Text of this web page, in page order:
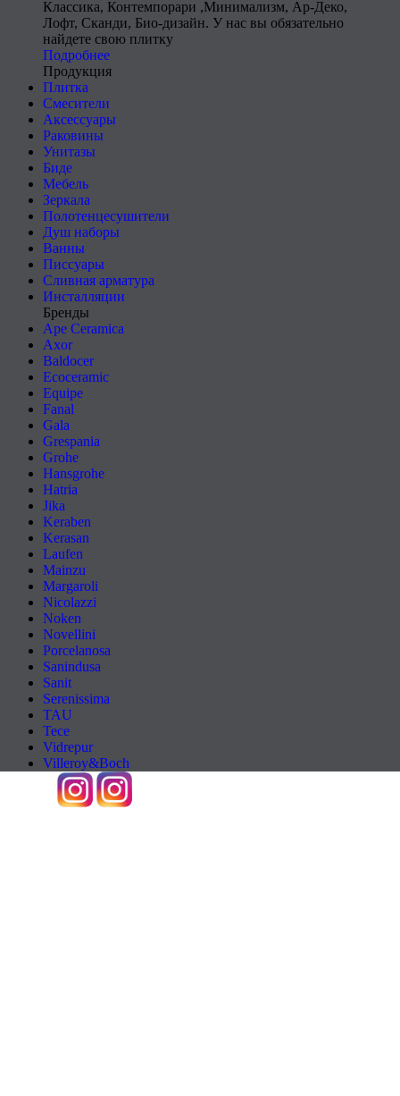
Классика, Контемпорари ,Минимализм, Ар-Деко,
Лофт, Сканди, Био-дизайн. У нас вы обязательно
найдете свою плитку
Подробнее
Продукция
Плитка
Смесители
Аксессуары
Раковины
Унитазы
Биде
Мебель
Зеркала
Полотенцесушители
Душ наборы
Ванны
Писсуары
Сливная арматура
Инсталляции
Бренды
Ape Ceramica
Axor
Baldocer
Ecoceramic
Equipe
Fanal
Gala
Grespania
Grohe
Hansgrohe
Hatria
Jika
Keraben
Kerasan
Laufen
Mainzu
Margaroli
Nicolazzi
Noken
Novellini
Porcelanosa
Sanindusa
Sanit
Serenissima
TAU
Tece
Vidrepur
Villeroy&Boch